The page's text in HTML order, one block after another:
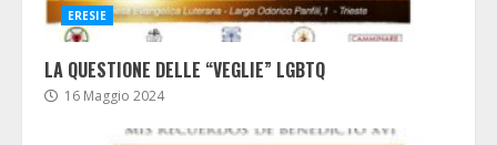
ERESIE
LA QUESTIONE DELLE “VEGLIE” LGBTQ
16 Maggio 2024